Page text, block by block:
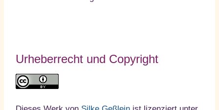
Urheberrecht und Copyright